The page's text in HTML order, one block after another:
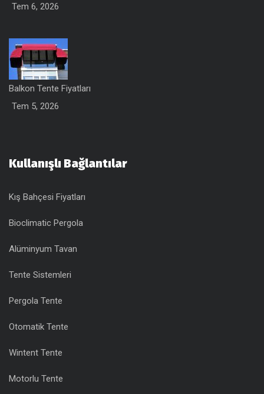
Tem 6, 2026
Balkon Tente Fiyatları
Tem 5, 2026
Kullanışlı Bağlantılar
Kış Bahçesi Fiyatları
Bioclimatic Pergola
Alüminyum Tavan
Tente Sistemleri
Pergola Tente
Otomatik Tente
Wintent Tente
Motorlu Tente